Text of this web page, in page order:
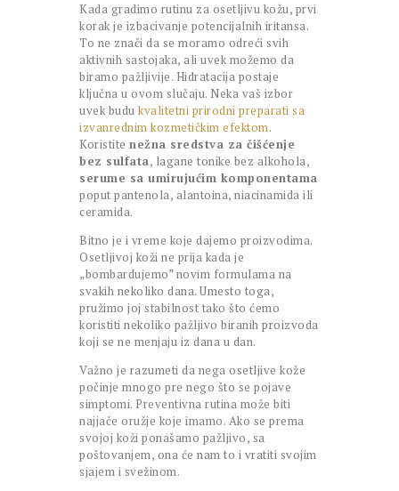
Kada gradimo rutinu za osetljivu kožu, prvi
korak je izbacivanje potencijalnih iritansa.
To ne znači da se moramo odreći svih
aktivnih sastojaka, ali uvek možemo da
biramo pažljivije. Hidratacija postaje
ključna u ovom slučaju. Neka vaš izbor
uvek budu kvalitetni prirodni preparati sa
izvanrednim kozmetičkim efektom.
Koristite nežna sredstva za čišćenje
bez sulfata, lagane tonike bez alkohola,
serume sa umirujućim komponentama
poput pantenola, alantoina, niacinamida ili
ceramida.
Bitno je i vreme koje dajemo proizvodima.
Osetljivoj koži ne prija kada je
„bombardujemo” novim formulama na
svakih nekoliko dana. Umesto toga,
pružimo joj stabilnost tako što ćemo
koristiti nekoliko pažljivo biranih proizvoda
koji se ne menjaju iz dana u dan.
Važno je razumeti da nega osetljive kože
počinje mnogo pre nego što se pojave
simptomi. Preventivna rutina može biti
najjače oružje koje imamo. Ako se prema
svojoj koži ponašamo pažljivo, sa
poštovanjem, ona će nam to i vratiti svojim
sjajem i svežinom.